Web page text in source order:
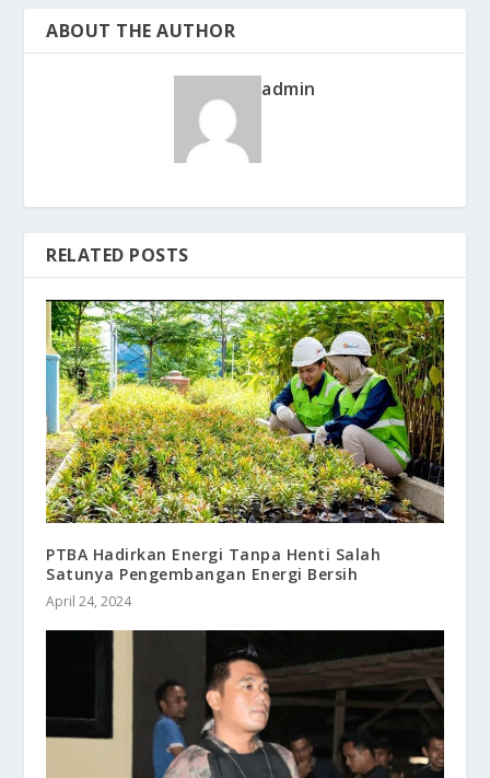
ABOUT THE AUTHOR
admin
RELATED POSTS
PTBA Hadirkan Energi Tanpa Henti Salah
Satunya Pengembangan Energi Bersih
April 24, 2024